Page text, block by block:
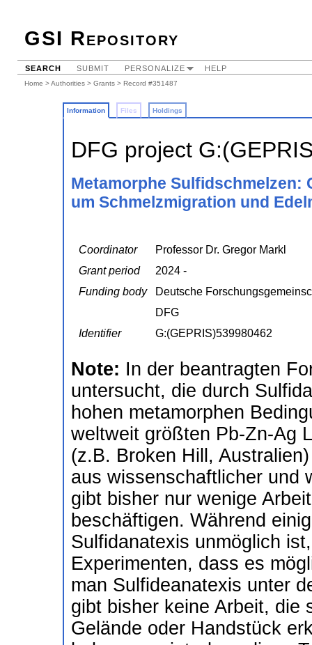
GSI Repository
SEARCH SUBMIT PERSONALIZE HELP
Home >Authorities > Grants > Record #351487
Information Files Holdings
DFG project
Metamorphe Sulfidschmelzen:
um Schmelzmigration und
Coordinator
Professor Dr. Gregor Markl
Grant period
2024 -
Funding body
Deutsche
DFG
Identifier
G:(GEPRIS)539980462
Note: In der beantragten
untersucht, die durch
hohen metamorphen
weltweit größten Pb-Zn-Ag
(z.B. Broken Hill,
aus wissenschaftlicher und
gibt bisher nur wenige
beschäftigen. Während
Sulfidanatexis unmöglich
Experimenten, dass es
man Sulfideanatexis unter
gibt bisher keine Arbeit, die
Gelände oder Handstück